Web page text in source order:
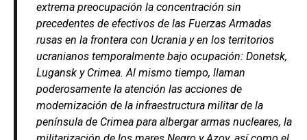
extrema preocupación la concentración sin
precedentes de efectivos de las Fuerzas Armadas
rusas en la frontera con Ucrania y en los territorios
ucranianos temporalmente bajo ocupación: Donetsk,
Lugansk y Crimea. Al mismo tiempo, llaman
poderosamente la atención las acciones de
modernización de la infraestructura militar de la
península de Crimea para albergar armas nucleares, la